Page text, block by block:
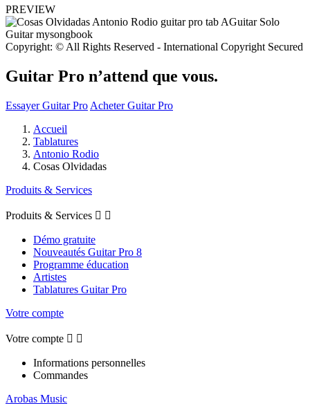
PREVIEW
Copyright: © All Rights Reserved - International Copyright Secured
Guitar Pro n’attend que vous.
Essayer Guitar Pro Acheter Guitar Pro
Accueil
Tablatures
Antonio Rodio
Cosas Olvidadas
Produits & Services
Produits & Services  
Démo gratuite
Nouveautés Guitar Pro 8
Programme éducation
Artistes
Tablatures Guitar Pro
Votre compte
Votre compte  
Informations personnelles
Commandes
Arobas Music